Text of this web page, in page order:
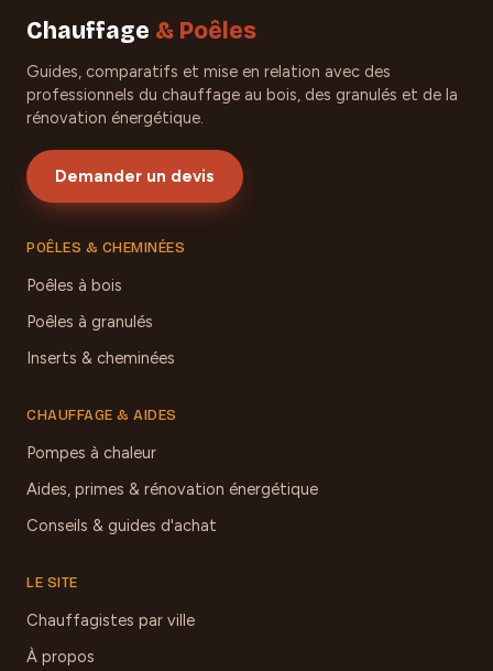
Chauffage & Poêles
Guides, comparatifs et mise en relation avec des
professionnels du chauffage au bois, des granulés et de la
rénovation énergétique.
Demander un devis
POÊLES & CHEMINÉES
Poêles à bois
Poêles à granulés
Inserts & cheminées
CHAUFFAGE & AIDES
Pompes à chaleur
Aides, primes & rénovation énergétique
Conseils & guides d'achat
LE SITE
Chauffagistes par ville
À propos